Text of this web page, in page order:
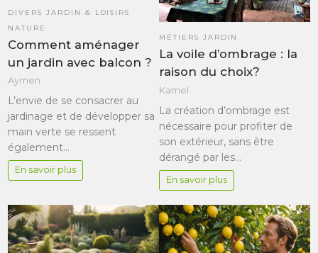
DIVERS JARDIN & LOISIRS
NATURE
Comment aménager
un jardin avec balcon ?
Aymen
L’envie de se consacrer au
jardinage et de développer sa
main verte se ressent
également…
En savoir plus
MÉTIERS JARDIN
La voile d’ombrage : la
raison du choix?
Kamel
La création d’ombrage est
nécessaire pour profiter de
son extérieur, sans être
dérangé par les…
En savoir plus